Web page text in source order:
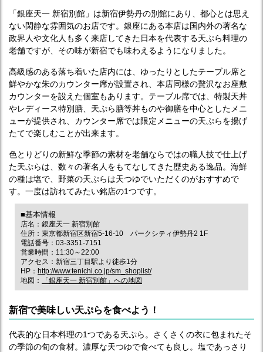
「銀座天一 新宿別館」は新宿伊勢丹の別館にあり、都心とは思え
ない閑静な雰囲気のお店です。銀座にある本店は国内外の著名な
政界人や文化人も多く来店してきた日本を代表する天ぷら料理の
老舗ですが、その味が新宿でも味わえるようになりました。
高級感のある落ち着いた店内には、ゆったりとしたテーブル席と
鮮やかな朱のカウンター席が設置され、本店同様の贅沢なお座敷
カウンターを設えた個室もあります。テーブル席では、特製天丼
やレディース特別膳、天ぷら膳等丼ものや御膳を中心としたメニ
ューが提供され、カウンター席では限定メニューの天ぷらを揚げ
たてで楽しむことが出来ます。
色とりどりの新鮮な季節の素材を老舗ならではの職人技で仕上げ
た天ぷらは、数々の著名人をもてなしてきた歴史ある逸品。海鮮
の種は塩で、野菜の天ぷらは天つゆでいただくのがおすすめで
す。一度は訪れてみたい銘店の1つです。
■基本情報
店名：銀座天一 新宿別館
住所：東京都新宿区新宿5-16-10 パークシティ伊勢丹2 1F
電話番号：03-3351-7151
営業時間：11:30～22:00
アクセス：新宿三丁目駅より徒歩1分
HP： http://www.tenichi.co.jp/sm_shoplist/
地図：
「銀座天一 新宿別館」への地図
新宿で美味しい天ぷらを食べよう！
代表的な日本料理の1つである天ぷら。さくさくの衣に包まれたそ
の季節の旬の食材。濃厚な天つゆで食べても良し。塩であっさり